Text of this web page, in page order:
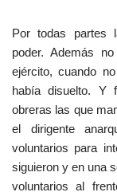
Por todas partes
poder. Además
ejército, cuando
había disuelto. Y
obreras las que
el dirigente
voluntarios para
siguieron y en una
voluntarios al